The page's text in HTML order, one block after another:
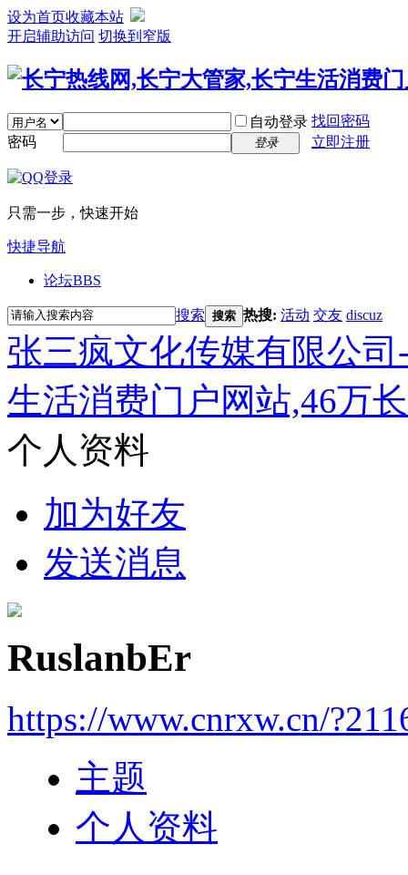
设为首页收藏本站
开启辅助访问 切换到窄版
自动登录 找回密码
密码
登录 立即注册
只需一步，快速开始
快捷导航
论坛BBS
搜索 搜索 热搜: 活动 交友 discuz
张三疯文化传媒有限公
生活消费门户网站,46万
个人资料
加为好友
发送消息
RuslanbEr
https://www.cnrxw.cn/
主题
个人资料